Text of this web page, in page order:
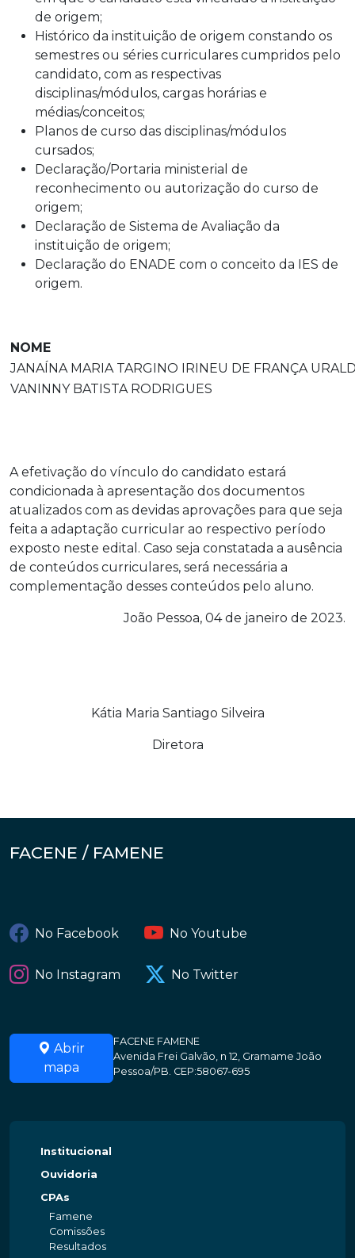
de origem;
Histórico da instituição de origem constando os
semestres ou séries curriculares cumpridos pelo
candidato, com as respectivas
disciplinas/módulos, cargas horárias e
médias/conceitos;
Planos de curso das disciplinas/módulos
cursados;
Declaração/Portaria ministerial de
reconhecimento ou autorização do curso de
origem;
Declaração de Sistema de Avaliação da
instituição de origem;
Declaração do ENADE com o conceito da IES de
origem.
NOME
JANAÍNA MARIA TARGINO IRINEU DE FRANÇA
VANINNY BATISTA RODRIGUES
A efetivação do vínculo do candidato estará
condicionada à apresentação dos documentos
atualizados com as devidas aprovações para que seja
feita a adaptação curricular ao respectivo período
exposto neste edital. Caso seja constatada a ausência
de conteúdos curriculares, será necessária a
complementação desses conteúdos pelo aluno.
João Pessoa, 04 de janeiro de 2023.
Kátia Maria Santiago Silveira
Diretora
FACENE / FAMENE
No Facebook No Youtube
No Instagram No Twitter
Abrir
mapa
FACENE FAMENE
Avenida Frei Galvão, n 12, Gramame João
Pessoa/PB. CEP:58067-695
Institucional
Ouvidoria
CPAs
Famene
Comissões
Resultados